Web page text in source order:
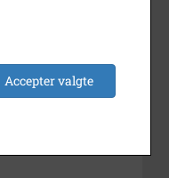
Hansen
Alsønderup -
Accepter valgte